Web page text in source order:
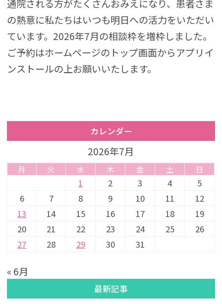
通院される方がたくさんおみえになり、患者さま
の熱意に私たちはいつも明日への活力をいただい
ています。2026年7月の相談枠を増枠しました。
ご予約はホームページのトップ画面からアプリイ
ンストールの上お願いいたします。
カレンダー
2026年7月
月 火 水 木 金 土 日
1 2 3 4
5
6
7 8 9 10 11
12
13
14 15 16 17 18
19
20
21 22 23 24 25
26
27
28 29 30 31
« 6月
最新記事